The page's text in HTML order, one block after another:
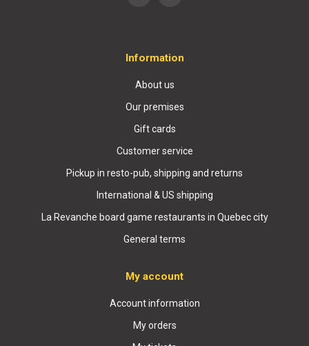
Information
About us
Our premises
Gift cards
Customer service
Pickup in resto-pub, shipping and returns
International & US shipping
La Revanche board game restaurants in Quebec city
General terms
My account
Account information
My orders